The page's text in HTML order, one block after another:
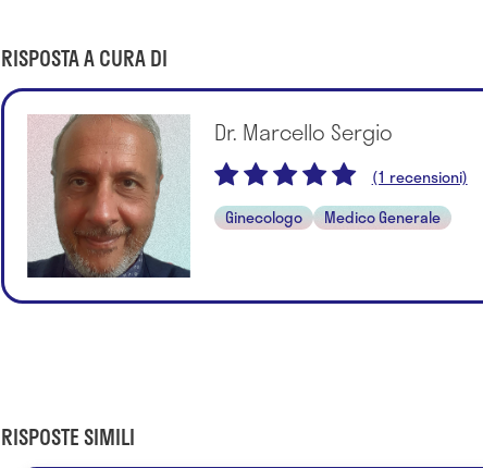
RISPOSTA A CURA DI
Dr. Marcello Sergio
(1 recensioni)
Ginecologo
Medico Generale
RISPOSTE SIMILI